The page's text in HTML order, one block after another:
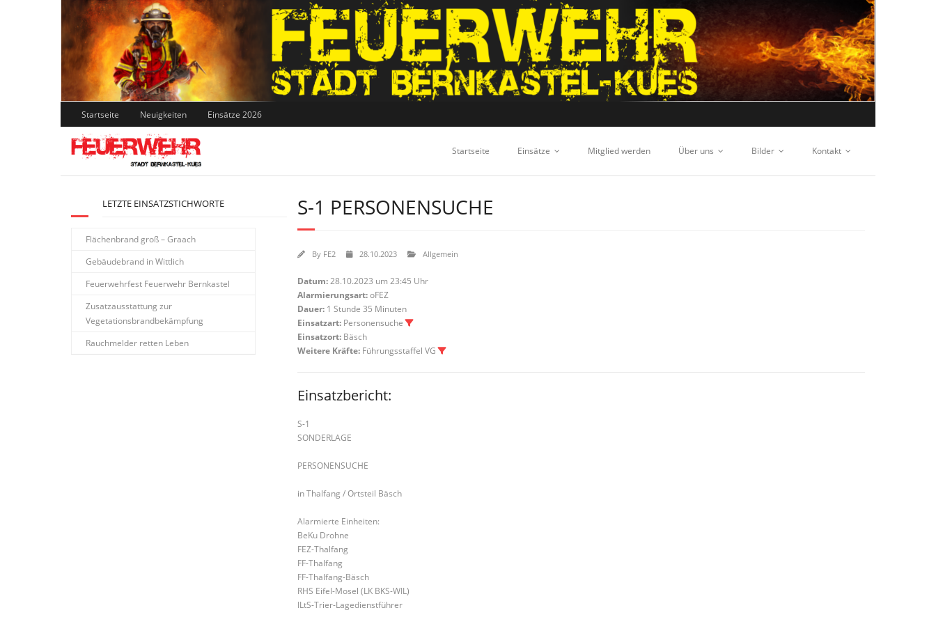
Skip
to
content
Startseite Neuigkeiten Einsätze 2026
Startseite Einsätze Mitglied werden Über uns Bilder Kontakt
S-1 PERSONENSUCHE
By FE2 28.10.2023 Allgemein
Datum:28.10.2023 um 23:45 Uhr
Alarmierungsart:oFEZ
Dauer: 1 Stunde 35 Minuten
Einsatzart: Personensuche
Einsatzort: Bäsch
Weitere Kräfte: Führungsstaffel VG
Einsatzbericht:
S-1
SONDERLAGE
PERSONENSUCHE
in Thalfang / Ortsteil Bäsch
Alarmierte Einheiten:
BeKu Drohne
FEZ-Thalfang
FF-Thalfang
FF-Thalfang-Bäsch
RHS Eifel-Mosel (LK BKS-WIL)
ILtS-Trier-Lagedienstführer
LETZTE EINSATZSTICHWORTE
Flächenbrand groß – Graach
Gebäudebrand in Wittlich
Feuerwehrfest Feuerwehr Bernkastel
Zusatzausstattung zur
Vegetationsbrandbekämpfung
Rauchmelder retten Leben